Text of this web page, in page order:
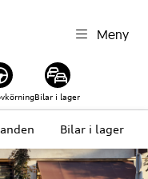
Meny
Bilar i lager
Bilar i lager